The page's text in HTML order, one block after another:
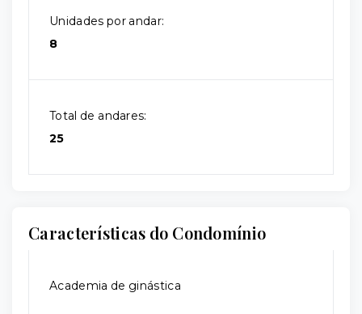
Unidades por andar:
8
Total de andares:
25
Características do Condomínio
Academia de ginástica